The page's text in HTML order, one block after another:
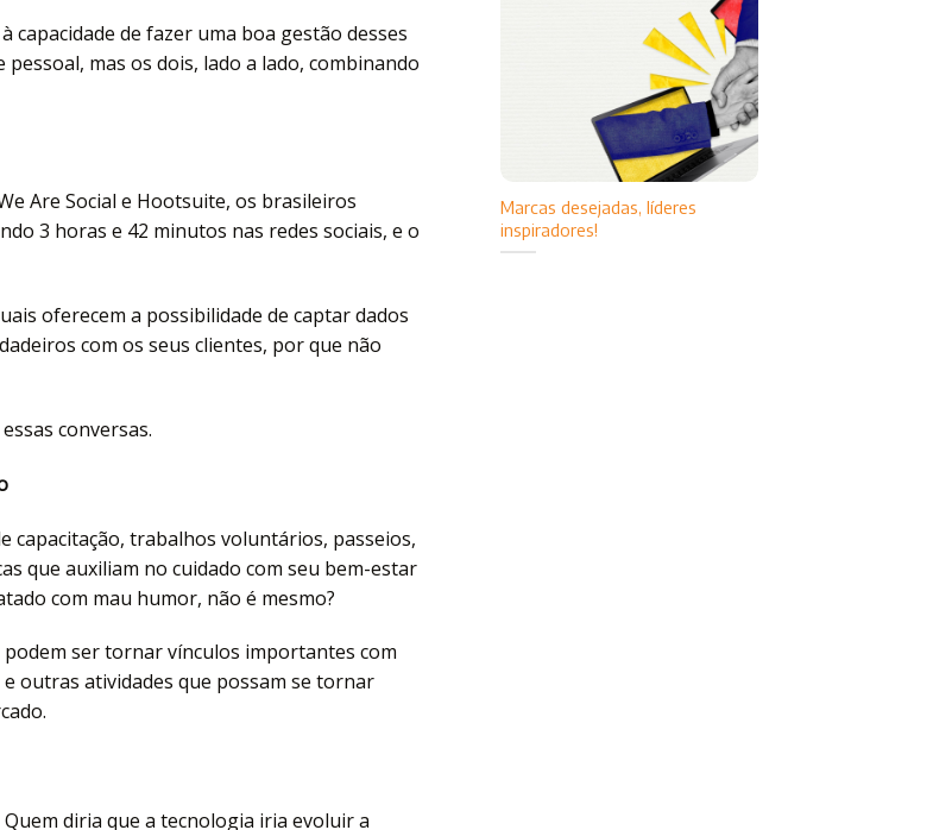
capacidade de fazer uma boa gestão desses
mas os dois, lado a lado, combinando
Are Social e Hootsuite, os brasileiros
3 horas e 42 minutos nas redes sociais, e o
oferecem a possibilidade de captar dados
com os seus clientes, por que não
conversas.
capacitação, trabalhos voluntários, passeios,
que auxiliam no cuidado com seu bem-estar
com mau humor, não é mesmo?
ser tornar vínculos importantes com
outras atividades que possam se tornar
diria que a tecnologia iria evoluir a
Marcas desejadas, líderes
inspiradores!